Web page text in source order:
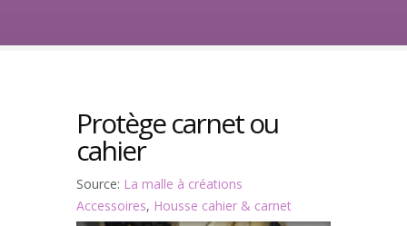
Protège carnet ou
cahier
Source: La malle à créations
Accessoires, Housse cahier & carnet